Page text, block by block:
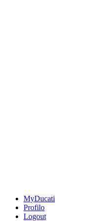
MyDucati
Profilo
Logout